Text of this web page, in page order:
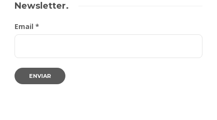
Newsletter.
Email *